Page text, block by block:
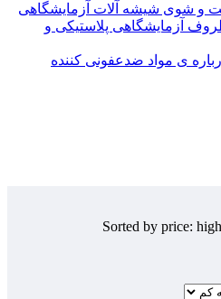
و ﺷﻮی شیشه آلات آزمایشگاهی
آزمایشگاهی پلاستیکی و
ی مواد ضدعفونی کننده
Sorted by price: